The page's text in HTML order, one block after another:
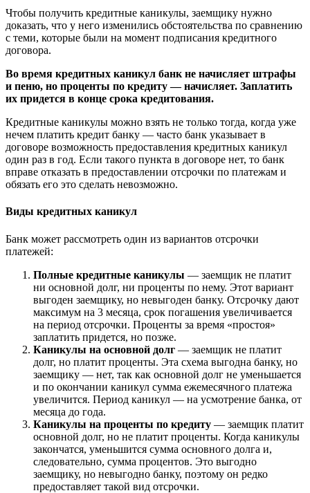
Чтобы получить кредитные каникулы, заемщику нужно
доказать, что у него изменились обстоятельства по сравнению
с теми, которые были на момент подписания кредитного
договора.
Во время кредитных каникул банк не начисляет штрафы
и пеню, но проценты по кредиту — начисляет. Заплатить
их придется в конце срока кредитования.
Кредитные каникулы можно взять не только тогда, когда уже
нечем платить кредит банку — часто банк указывает в
договоре возможность предоставления кредитных каникул
один раз в год. Если такого пункта в договоре нет, то банк
вправе отказать в предоставлении отсрочки по платежам и
обязать его это сделать невозможно.
Виды кредитных каникул
Банк может рассмотреть один из вариантов отсрочки
платежей:
Полные кредитные каникулы — заемщик не платит
ни основной долг, ни проценты по нему. Этот вариант
выгоден заемщику, но невыгоден банку. Отсрочку дают
максимум на 3 месяца, срок погашения увеличивается
на период отсрочки. Проценты за время «простоя»
заплатить придется, но позже.
Каникулы на основной долг — заемщик не платит
долг, но платит проценты. Эта схема выгодна банку, но
заемщику — нет, так как основной долг не уменьшается
и по окончании каникул сумма ежемесячного платежа
увеличится. Период каникул — на усмотрение банка, от
месяца до года.
Каникулы на проценты по кредиту — заемщик платит
основной долг, но не платит проценты. Когда каникулы
закончатся, уменьшится сумма основного долга и,
следовательно, сумма процентов. Это выгодно
заемщику, но невыгодно банку, поэтому он редко
предоставляет такой вид отсрочки.